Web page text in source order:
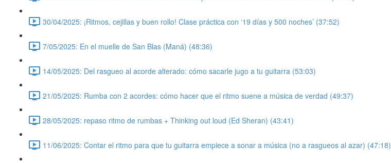
30/04/2025: ¡Ritmos, cejillas y buen rollo! Clase práctica con ‘19 días y 500 noches’ (37:52)
7/05/2025: En el muelle de San Blas (Maná) (48:36)
14/05/2025: Del rasgueo al acorde alterado: cómo sacarle jugo a tu guitarra (53:03)
21/05/2025: Rumba con 2 acordes: cómo hacer que el ritmo suene a música de verdad (49:37)
28/05/2025: repaso ritmo de rumbas + Thinking out loud (Ed Sheran) (43:41)
11/06/2025: Contar el ritmo para que tu guitarra empiece a sonar a música (no a rasgueos al azar) (47:18)